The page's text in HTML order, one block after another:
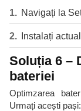
Navigați la
Instalați
Soluția 6 –
bateriei
Optimzarea
Urmați acești pași: